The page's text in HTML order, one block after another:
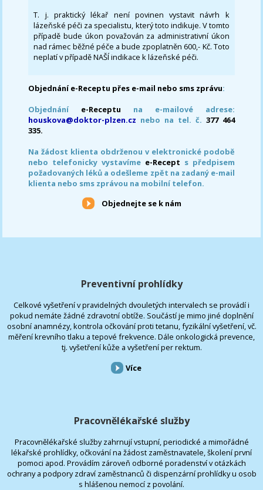
T. j. praktický lékař není povinen vystavit návrh k
lázeňské péči za specialistu, který toto indikuje. V tomto
případě bude úkon považován za administrativní úkon
nad rámec běžné péče a bude zpoplatněn 600,- Kč. Toto
neplatí v případě NAŠÍ indikace k lázeňské péči.
Objednání e-Receptu přes e-mail nebo sms zprávu:
Objednání e-Receptu na e-mailové adrese:
houskova@doktor-plzen.cz nebo na tel. č. 377 464
335.
Na žádost klienta obdrženou v elektronické podobě
nebo telefonicky vystavíme e-Recept s předpisem
požadovaných léků a odešleme zpět na zadaný e-mail
klienta nebo sms zprávou na mobilní telefon.
Objednejte se k nám
Preventivní prohlídky
Celkové vyšetření v pravidelných dvouletých intervalech se provádí i
pokud nemáte žádné zdravotní obtíže. Součástí je mimo jiné doplnění
osobní anamnézy, kontrola očkování proti tetanu, fyzikální vyšetření, vč.
měření krevního tlaku a tepové frekvence. Dále onkologická prevence,
tj. vyšetření kůže a vyšetření per rektum.
Více
Pracovnělékařské služby
Pracovnělékařské služby zahrnují vstupní, periodické a mimořádné
lékařské prohlídky, očkování na žádost zaměstnavatele, školení první
pomoci apod. Provádím zároveň odborné poradenství v otázkách
ochrany a podpory zdraví zaměstnanců či dispenzární prohlídky u osob
s hlášenou nemocí z povolání.